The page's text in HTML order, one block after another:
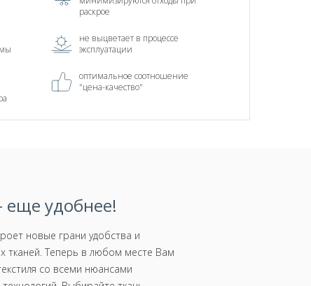
раскрое
не выцветает в процессе
эксплуатации
оптимальное соотношение
"цена-качество"
удобнее!
новые грани удобства и
тканей. Теперь в любом месте Вам
со всеми нюансами